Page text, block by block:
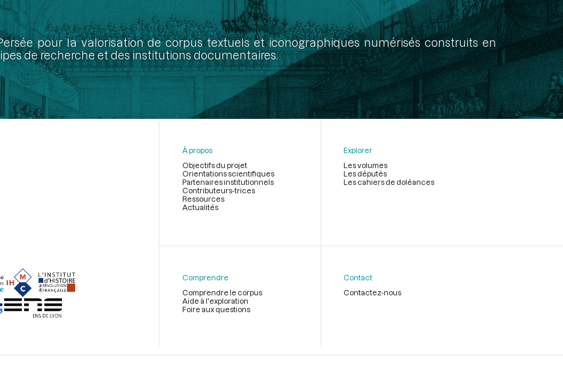
pour la valorisation de corpus textuels et iconographiques numérisés construits en
de recherche et des institutions documentaires.
page
À propos
Objectifs du projet
Orientations scientifiques
Partenaires institutionnels
Contributeurs-trices
Ressources
Actualités
Explorer
Les volumes
Les députés
Les cahiers de doléances
Comprendre
Comprendre le corpus
Aide à l'exploration
Foire aux questions
Contact
Contactez-nous